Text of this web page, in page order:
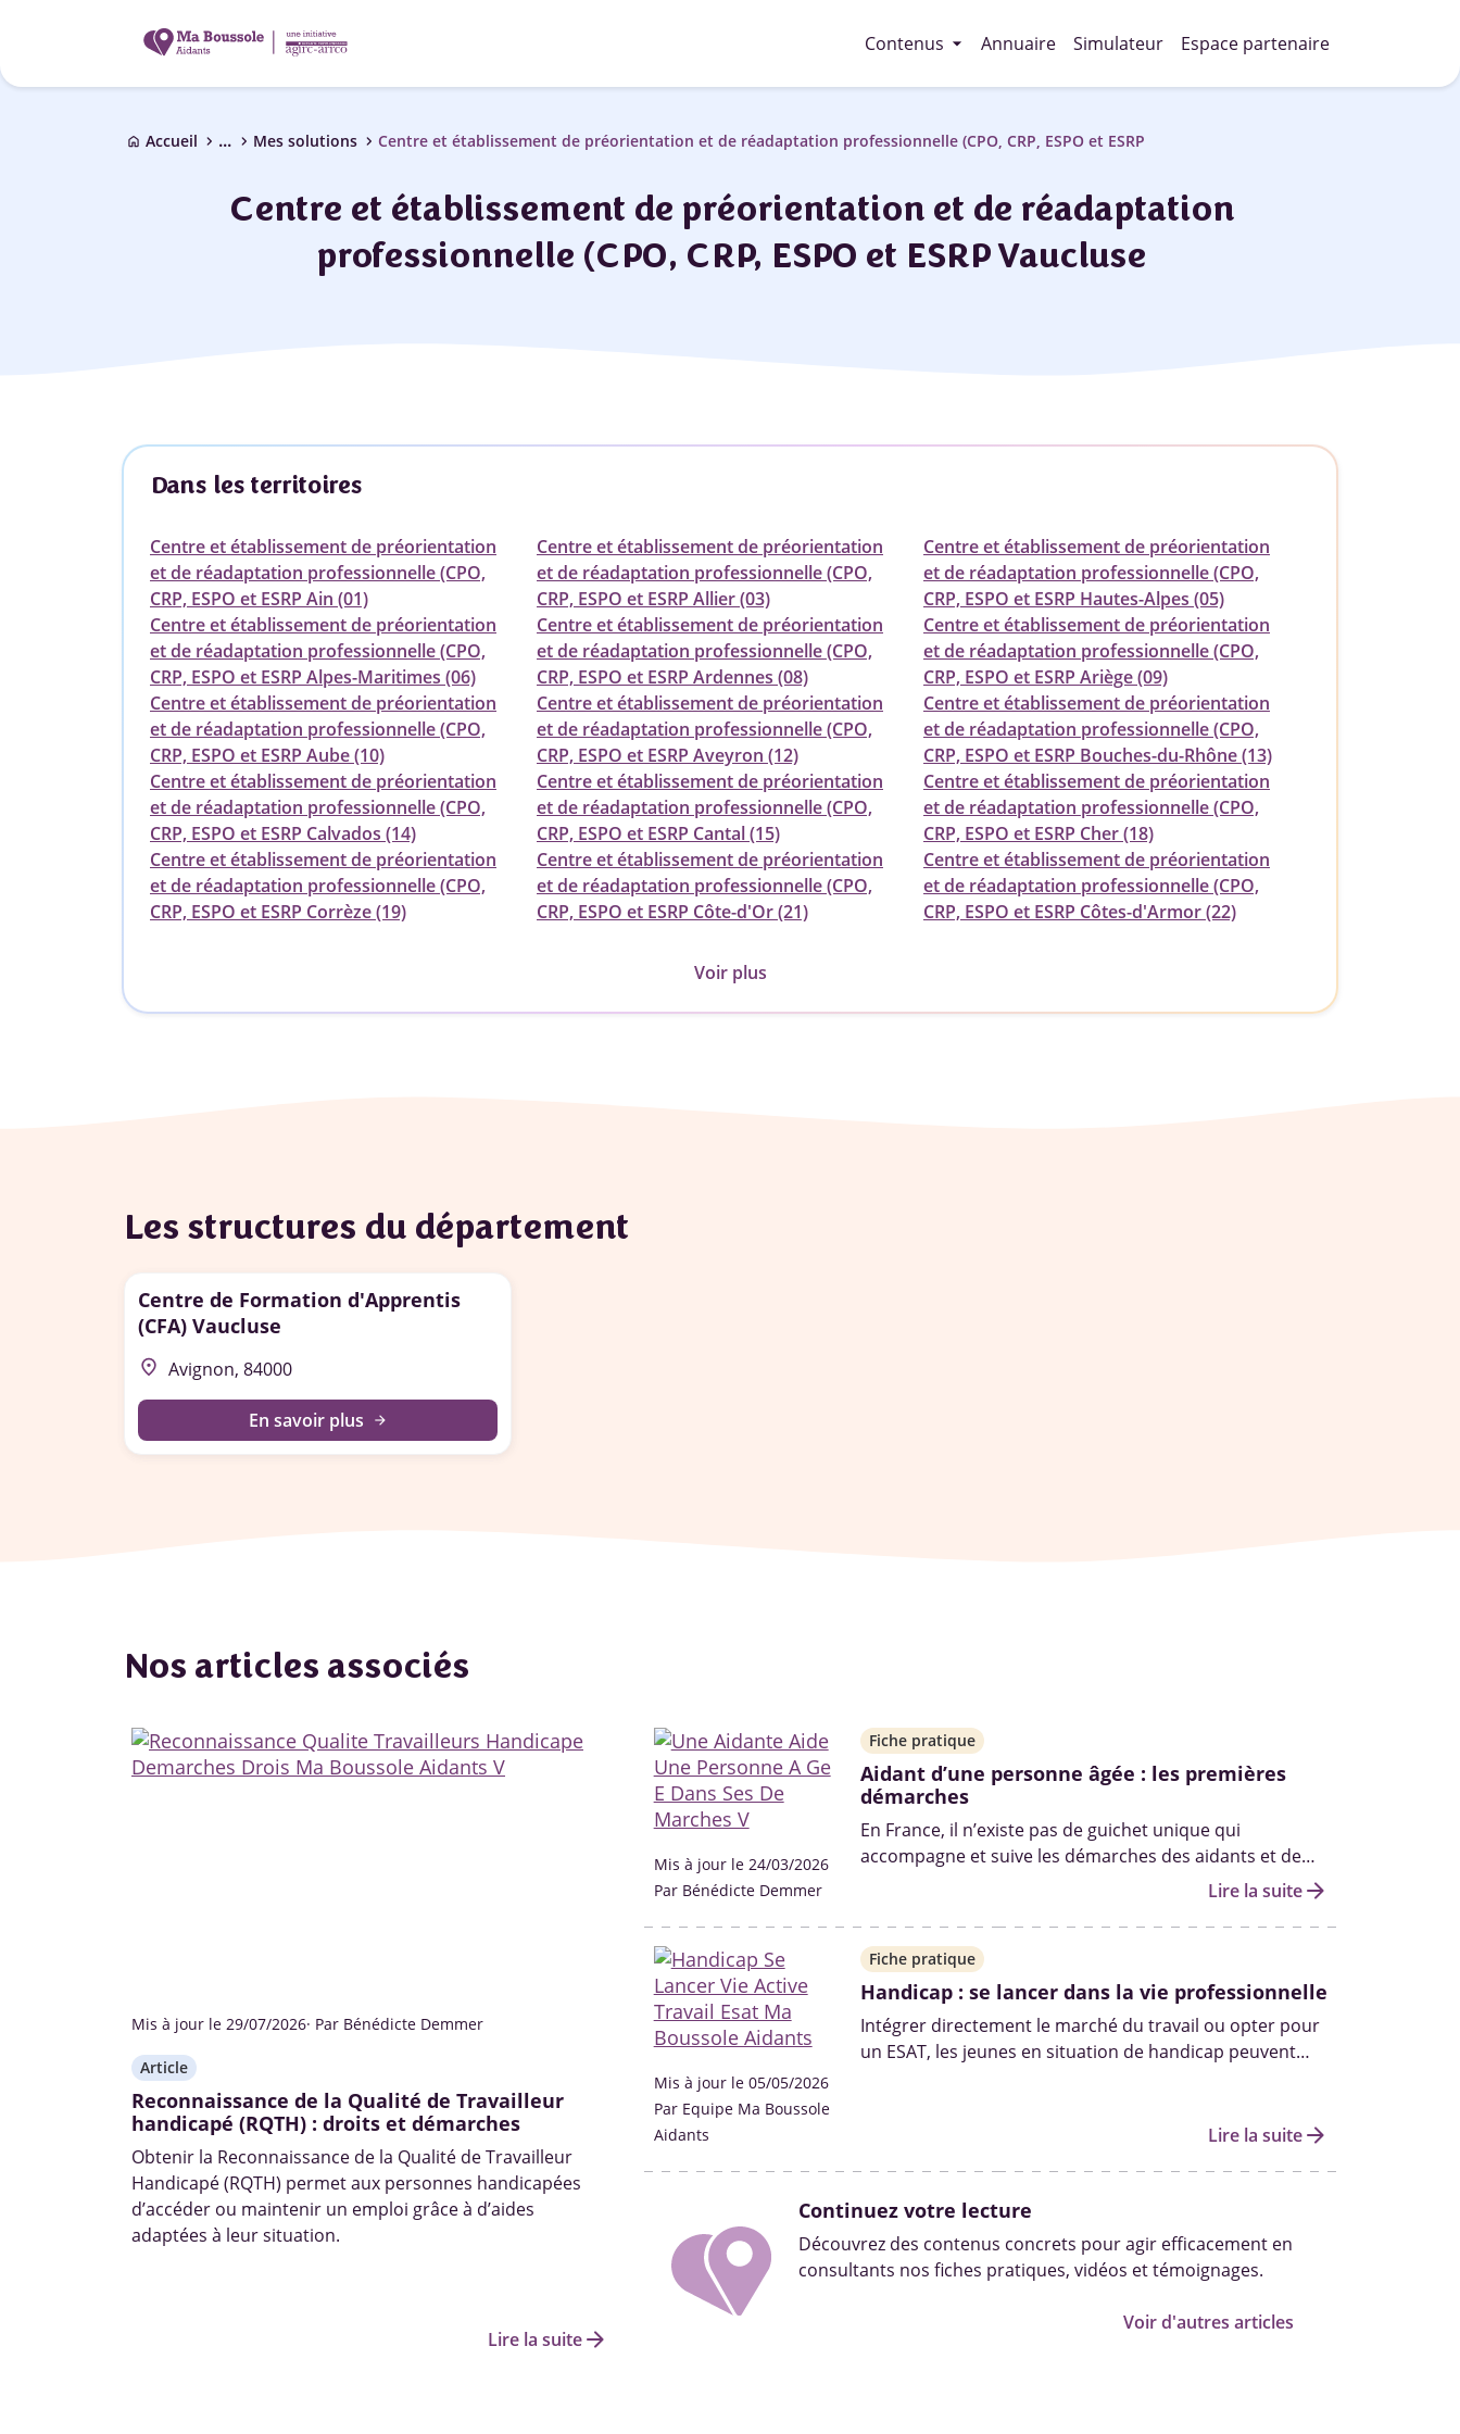
Contenus arrow_drop_down Annuaire Simulateur Espace partenaire
home Accueil chevron_right ... chevron_right Mes solutions chevron_right Centre et établissement de préorientation et de réadaptation professionnelle (CPO, CRP, ESPO et ESRP
Centre et établissement de préorientation et de réadaptation
professionnelle (CPO, CRP, ESPO et ESRP Vaucluse
Dans les territoires
Centre et établissement de préorientation
et de réadaptation professionnelle (CPO,
CRP, ESPO et ESRP Ain (01)
Centre et établissement de préorientation
et de réadaptation professionnelle (CPO,
CRP, ESPO et ESRP Allier (03)
Centre et établissement de préorientation
et de réadaptation professionnelle (CPO,
CRP, ESPO et ESRP Hautes-Alpes (05)
Centre et établissement de préorientation
et de réadaptation professionnelle (CPO,
CRP, ESPO et ESRP Alpes-Maritimes (06)
Centre et établissement de préorientation
et de réadaptation professionnelle (CPO,
CRP, ESPO et ESRP Ardennes (08)
Centre et établissement de préorientation
et de réadaptation professionnelle (CPO,
CRP, ESPO et ESRP Ariège (09)
Centre et établissement de préorientation
et de réadaptation professionnelle (CPO,
CRP, ESPO et ESRP Aube (10)
Centre et établissement de préorientation
et de réadaptation professionnelle (CPO,
CRP, ESPO et ESRP Aveyron (12)
Centre et établissement de préorientation
et de réadaptation professionnelle (CPO,
CRP, ESPO et ESRP Bouches-du-Rhône (13)
Centre et établissement de préorientation
et de réadaptation professionnelle (CPO,
CRP, ESPO et ESRP Calvados (14)
Centre et établissement de préorientation
et de réadaptation professionnelle (CPO,
CRP, ESPO et ESRP Cantal (15)
Centre et établissement de préorientation
et de réadaptation professionnelle (CPO,
CRP, ESPO et ESRP Cher (18)
Centre et établissement de préorientation
et de réadaptation professionnelle (CPO,
CRP, ESPO et ESRP Corrèze (19)
Centre et établissement de préorientation
et de réadaptation professionnelle (CPO,
CRP, ESPO et ESRP Côte-d'Or (21)
Centre et établissement de préorientation
et de réadaptation professionnelle (CPO,
CRP, ESPO et ESRP Côtes-d'Armor (22)
Voir plus
Les structures du département
Centre de Formation d'Apprentis
(CFA) Vaucluse
place Avignon, 84000
En savoir plus arrow_forward
Nos articles associés
Mis à jour le 29/07/2026· Par Bénédicte Demmer
Article
Reconnaissance de la Qualité de Travailleur
handicapé (RQTH) : droits et démarches
Obtenir la Reconnaissance de la Qualité de Travailleur
Handicapé (RQTH) permet aux personnes handicapées
d’accéder ou maintenir un emploi grâce à d’aides
adaptées à leur situation.
Lire la suitearrow_forward
Mis à jour le 24/03/2026
Par Bénédicte Demmer
Fiche pratique
Aidant d’une personne âgée : les premières
démarches
En France, il n’existe pas de guichet unique qui
accompagne et suive les démarches des aidants et de
leurs proches tout au long de leurs parcours. Il n’existe
Lire la suitearrow_forward
Mis à jour le 05/05/2026
Par Equipe Ma Boussole
Aidants
Fiche pratique
Handicap : se lancer dans la vie professionnelle
Intégrer directement le marché du travail ou opter pour
un ESAT, les jeunes en situation de handicap peuvent
Lire la suitearrow_forward
Continuez votre lecture
Découvrez des contenus concrets pour agir efficacement en
consultants nos fiches pratiques, vidéos et témoignages.
Voir d'autres articles